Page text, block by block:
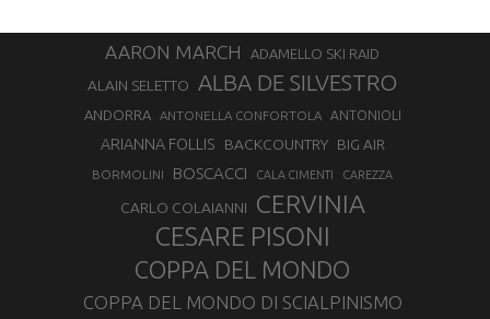
AARON MARCH ADAMELLO SKI RAID
ALAIN SELETTO ALBA DE SILVESTRO
ANDORRA ANTONELLA CONFORTOLA ANTONIOLI
ARIANNA FOLLIS BACKCOUNTRY BIG AIR
BORMOLINI BOSCACCI CALA CIMENTI CAREZZA
CARLO COLAIANNI CERVINIA
CESARE PISONI
COPPA DEL MONDO
COPPA DEL MONDO DI SCIALPINISMO